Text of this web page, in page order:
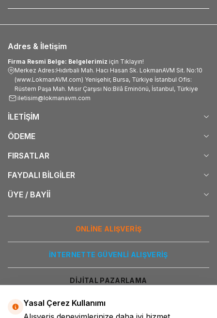
Adres & İletişim
Firma Resmi Belge: Belgelerimiz için Tıklayın!
Merkez Adres:Hıdırbali Mah. Hacı Hasan Sk. LokmanAVM Sit. No:10
(www.LokmanAVM.com) Yenişehir, Bursa, Türkiye İstanbul Ofis:
Rüstem Paşa Mah. Mısır Çarşısı No:Bilâ Eminönü, İstanbul, Türkiye
iletisim@lokmanavm.com
İLETİŞİM
ÖDEME
FIRSATLAR
FAYDALI BİLGİLER
ÜYE / BAYİİ
ONLİNE ALIŞVERİŞ
İNTERNETTE GÜVENLİ ALIŞVERİŞ
DİJİTAL PAZARLAMA
Yasal Çerez Kullanımı